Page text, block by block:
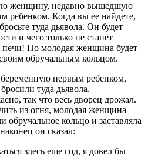
женщину, недавно вышедшую
ребенком. Когда вы ее найдете,
туда дьявола. Он будет
и чего только не станет
Но молодая женщина будет
обручальным кольцом.
первым ребенком,
туда дьявола.
так что весь дворец дрожал.
из огня, молодая женщина
обручальное кольцо и заставляла
он сказал:
здесь еще год, я довел бы